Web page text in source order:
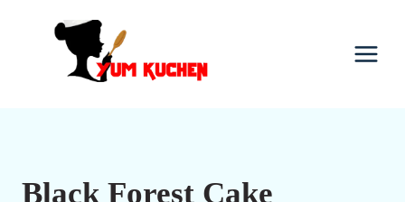
Black Forest Cake